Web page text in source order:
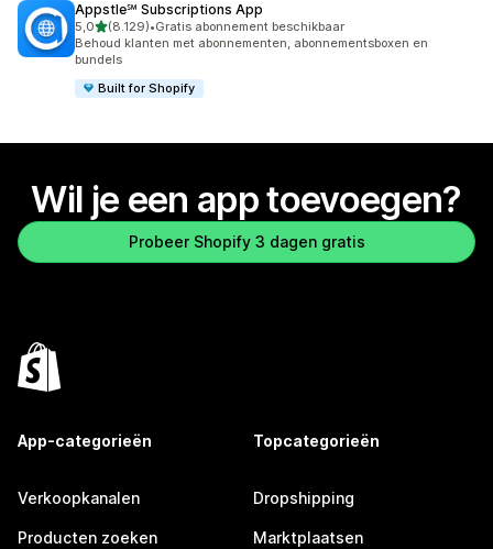
Appstle℠ Subscriptions App
5,0van 5 sterren
(8.129)
8129 recensies in totaal
•Gratis abonnement beschikbaar
Behoud klanten met abonnementen, abonnementsboxen en
bundels
Built for Shopify
Wil je een app toevoegen?
Probeer Shopify 3 dagen gratis
App-categorieën
Verkoopkanalen
Producten zoeken
Topcategorieën
Dropshipping
Marktplaatsen